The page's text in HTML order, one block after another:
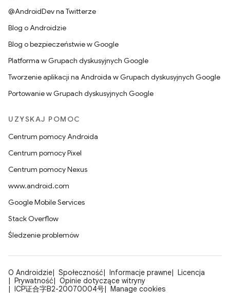
@AndroidDev na Twitterze
Blog o Androidzie
Blog o bezpieczeństwie w Google
Platforma w Grupach dyskusyjnych Google
Tworzenie aplikacji na Androida w Grupach dyskusyjnych Google
Portowanie w Grupach dyskusyjnych Google
UZYSKAJ POMOC
Centrum pomocy Androida
Centrum pomocy Pixel
Centrum pomocy Nexus
www.android.com
Google Mobile Services
Stack Overflow
Śledzenie problemów
O Androidzie Społeczność Informacje prawne
Licencja
Prywatność
Opinie dotyczące witryny
ICP证合字B2-20070004号
Manage cookies